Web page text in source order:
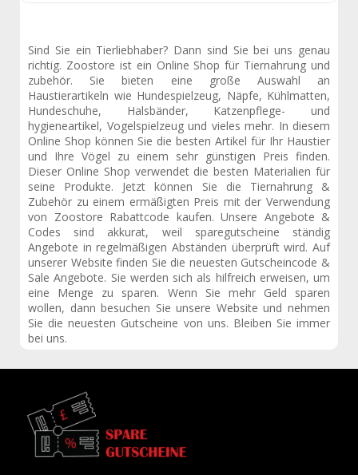
Sind Sie ein Tierliebhaber? Dann sind Sie bei uns genau
richtig. Zoostore ist ein Online Shop für Tiernahrung und
zubehör. Sie bieten eine große Auswahl an
Haustierartikeln wie Hundespielzeug, Näpfe, Kühlmatten,
Hundeschuhe, Halsbänder, Katzenpflege- und
hygieneartikel, Vogelspielzeug und vieles mehr. In diesem
Online Shop können Sie die besten Artikel für Ihr Haustier
und Ihre Vögel zu einem sehr günstigen Preis finden.
Dieser Online Shop verwendet die besten Materialien für
seine Produkte. Jetzt können Sie die Tiernahrung &
Zubehör zu einem ermäßigten Preis mit der Verwendung
von Zoostore Rabattcode kaufen. Unsere Angebote &
Codes sind akkurat, weil sparegutscheine ständig
Angebote in regelmäßigen Abständen überprüft wird. Auf
unserer Website finden Sie die neuesten Gutscheincode &
Sale Angebote. Sie werden sich als hilfreich erweisen, um
eine Menge zu sparen. Wenn Sie mehr Geld sparen
wollen, dann besuchen Sie unsere Website und nehmen
Sie die neuesten Gutscheine von uns. Bleiben Sie immer
bei uns.